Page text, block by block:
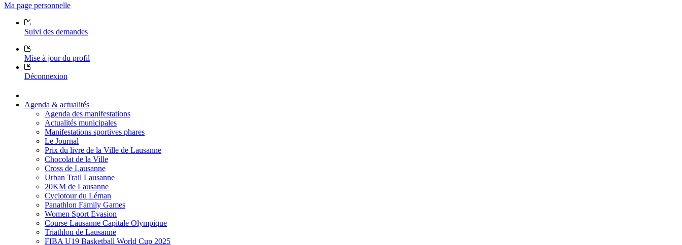
Ma page personnelle
Suivi des demandes
Mise à jour du profil
Déconnexion
Agenda & actualités
Agenda des manifestations
Actualités municipales
Manifestations sportives phares
Le Journal
Prix du livre de la Ville de Lausanne
Chocolat de la Ville
Cross de Lausanne
Urban Trail Lausanne
20KM de Lausanne
Cyclotour du Léman
Panathlon Family Games
Women Sport Evasion
Course Lausanne Capitale Olympique
Triathlon de Lausanne
FIBA U19 Basketball World Cup 2025